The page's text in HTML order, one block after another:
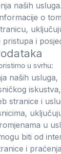
naših usluga.
o
i
u svrhu:
naših usluga,
iskustva,
stranice i
u
biti od
i